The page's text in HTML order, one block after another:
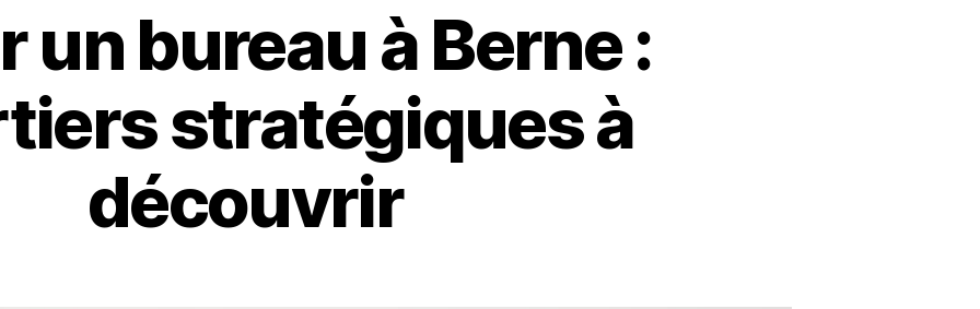
un bureau à Berne :
stratégiques à
découvrir